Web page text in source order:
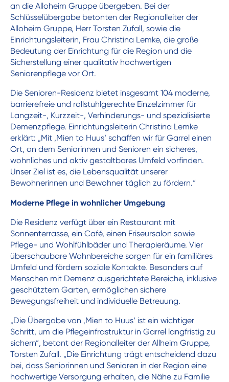
an die Alloheim Gruppe übergeben. Bei der
Schlüsselübergabe betonten der Regionalleiter der
Alloheim Gruppe, Herr Torsten Zufall, sowie die
Einrichtungsleiterin, Frau Christina Lemke, die große
Bedeutung der Einrichtung für die Region und die
Sicherstellung einer qualitativ hochwertigen
Seniorenpflege vor Ort.
Die Senioren-Residenz bietet insgesamt 104 moderne,
barrierefreie und rollstuhlgerechte Einzelzimmer für
Langzeit-, Kurzzeit-, Verhinderungs- und spezialisierte
Demenzpflege. Einrichtungsleiterin Christina Lemke
erklärt: „Mit ‚Mien to Huus‘ schaffen wir für Garrel einen
Ort, an dem Seniorinnen und Senioren ein sicheres,
wohnliches und aktiv gestaltbares Umfeld vorfinden.
Unser Ziel ist es, die Lebensqualität unserer
Bewohnerinnen und Bewohner täglich zu fördern.“
Moderne Pflege in wohnlicher Umgebung
Die Residenz verfügt über ein Restaurant mit
Sonnenterrasse, ein Café, einen Friseursalon sowie
Pflege- und Wohlfühlbäder und Therapieräume. Vier
überschaubare Wohnbereiche sorgen für ein familiäres
Umfeld und fördern soziale Kontakte. Besonders auf
Menschen mit Demenz ausgerichtete Bereiche, inklusive
geschütztem Garten, ermöglichen sichere
Bewegungsfreiheit und individuelle Betreuung.
„Die Übergabe von ‚Mien to Huus‘ ist ein wichtiger
Schritt, um die Pflegeinfrastruktur in Garrel langfristig zu
sichern“, betont der Regionalleiter der Allheim Gruppe,
Torsten Zufall. „Die Einrichtung trägt entscheidend dazu
bei, dass Seniorinnen und Senioren in der Region eine
hochwertige Versorgung erhalten, die Nähe zu Familie